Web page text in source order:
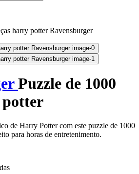
harry potter Ravensburger
Puzzle de 1000
potter
de Harry Potter com este puzzle de 1000
para horas de entretenimento.